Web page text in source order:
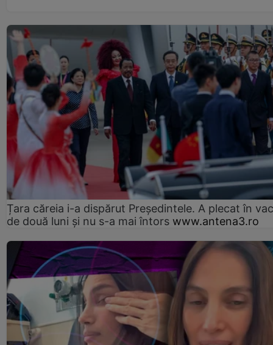
Țara căreia i-a dispărut Președintele. A plecat în
de două luni și nu s-a mai întors www.antena3.ro